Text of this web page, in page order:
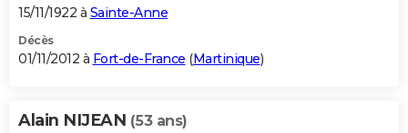
15/11/1922 à Sainte-Anne
Décès
01/11/2012 à Fort-de-France (Martinique)
Alain NIJEAN (53 ans)